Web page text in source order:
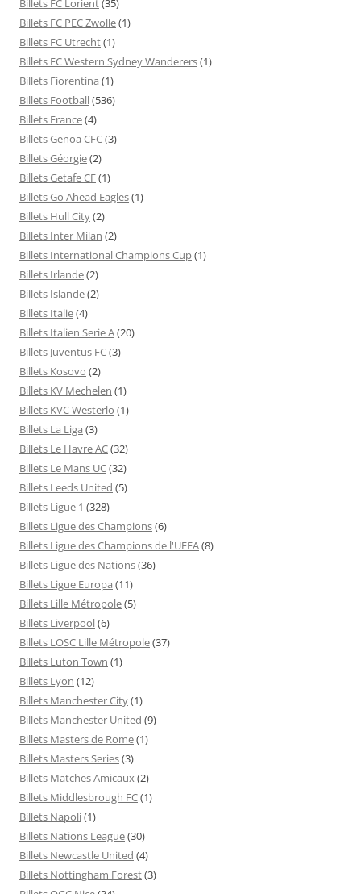
Billets FC Lorient(35)
Billets FC PEC Zwolle(1)
Billets FC Utrecht(1)
Billets FC Western Sydney Wanderers(1)
Billets Fiorentina (1)
Billets Football(536)
Billets France(4)
Billets Genoa CFC(3)
Billets Géorgie(2)
Billets Getafe CF(1)
Billets Go Ahead Eagles(1)
Billets Hull City(2)
Billets Inter Milan (2)
Billets International Champions Cup(1)
Billets Irlande(2)
Billets Islande(2)
Billets Italie(4)
Billets Italien Serie A(20)
Billets Juventus FC(3)
Billets Kosovo (2)
Billets KV Mechelen (1)
Billets KVC Westerlo (1)
Billets La Liga (3)
Billets Le Havre AC(32)
Billets Le Mans UC(32)
Billets Leeds United (5)
Billets Ligue 1 (328)
Billets Ligue des Champions(6)
Billets Ligue des Champions de l'UEFA(8)
Billets Ligue des Nations(36)
Billets Ligue Europa (11)
Billets Lille Métropole(5)
Billets Liverpool(6)
Billets LOSC Lille Métropole(37)
Billets Luton Town (1)
Billets Lyon (12)
Billets Manchester City(1)
Billets Manchester United (9)
Billets Masters de Rome(1)
Billets Masters Series(3)
Billets Matches Amicaux(2)
Billets Middlesbrough FC(1)
Billets Napoli(1)
Billets Nations League(30)
Billets Newcastle United (4)
Billets Nottingham Forest(3)